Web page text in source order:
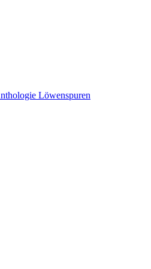
Löwenspuren